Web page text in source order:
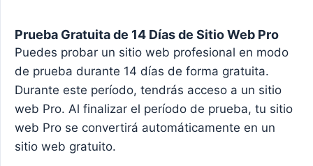
Prueba Gratuita de 14 Días de Sitio Web Pro
Puedes probar un sitio web profesional en modo
de prueba durante 14 días de forma gratuita.
Durante este período, tendrás acceso a un sitio
web Pro. Al finalizar el período de prueba, tu sitio
web Pro se convertirá automáticamente en un
sitio web gratuito.